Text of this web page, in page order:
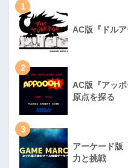
1
AC版『ドル
2
AC版『アッ
原点を探る
3
アーケード版
力と挑戦